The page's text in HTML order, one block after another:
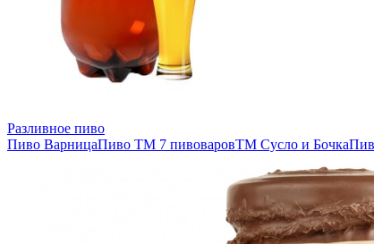
Разливное пиво
Пиво ВарницаПиво ТМ 7 пивоваровТМ Сусло и Бочка